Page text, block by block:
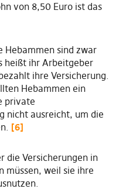
von 8,50 Euro ist das
Hebammen sind zwar
heißt ihr Arbeitgeber
ihre Versicherung.
Hebammen ein
private
nicht ausreicht, um die
[6]
die Versicherungen in
müssen, weil sie ihre